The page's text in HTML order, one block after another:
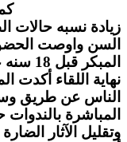
كما أوضحت
زيادة نسبه حالات
السن واوصت
نهاية اللقاء أكدت
الناس عن طريق
المباشرة
وتقليل الآثار